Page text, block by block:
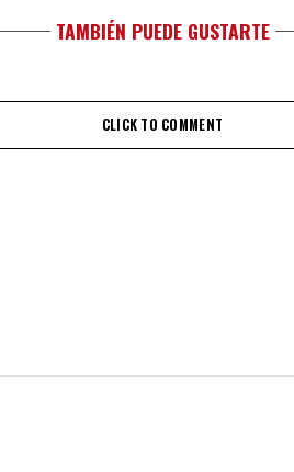
TAMBIÉN PUEDE GUSTARTE
CLICK TO COMMENT